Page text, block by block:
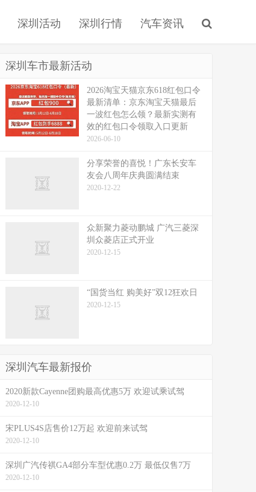
深圳活动 深圳行情 汽车资讯
深圳车市最新活动
2026淘宝天猫京东618红包口令
最新清单：京东淘宝天猫最后
一波红包怎么领？最新实测有
效的红包口令领取入口更新
2026-06-10
分享荣誉的喜悦！广东长安车
友会八周年庆典圆满结束
2020-12-22
众新聚力菱动鹏城 广汽三菱深
圳众菱店正式开业
2020-12-15
“国货当红 购美好”双12狂欢日
2020-12-15
深圳汽车最新报价
2020新款Cayenne团购最高优惠5万 欢迎试乘试驾
2020-12-10
宋PLUS4S店售价12万起 欢迎前来试驾
2020-12-10
深圳广汽传祺GA4部分车型优惠0.2万 最低仅售7万
2020-12-10